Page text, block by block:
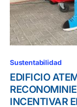
Sustentabilidad
EDIFICIO
INCENTIVAR